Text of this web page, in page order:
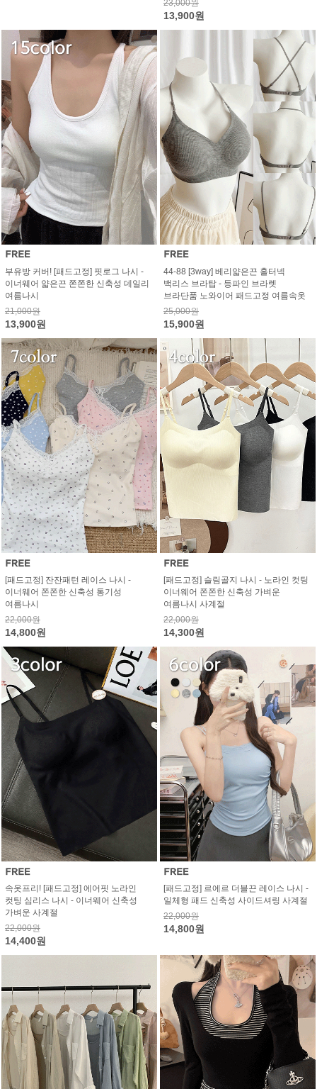
23,000원
13,900원
부유방 커버! [패드고정] 핏로그 나시 -
이너웨어 얇은끈 쫀쫀한 신축성 데일리
여름나시
21,000원
13,900원
44-88 [3way] 베리얇은끈 홀터넥
백리스 브라탑 - 등파인 브라렛
브라단품 노와이어 패드고정 여름속옷
25,000원
15,900원
[패드고정] 잔잔패턴 레이스 나시 -
이너웨어 쫀쫀한 신축성 통기성
여름나시
22,000원
14,800원
[패드고정] 슬림골지 나시 - 노라인 컷팅
이너웨어 쫀쫀한 신축성 가벼운
여름나시 사계절
22,000원
14,300원
속옷프리! [패드고정] 에어핏 노라인
컷팅 심리스 나시 - 이너웨어 신축성
가벼운 사계절
22,000원
14,400원
[패드고정] 르에르 더블끈 레이스 나시 -
일체형 패드 신축성 사이드셔링 사계절
22,000원
14,800원